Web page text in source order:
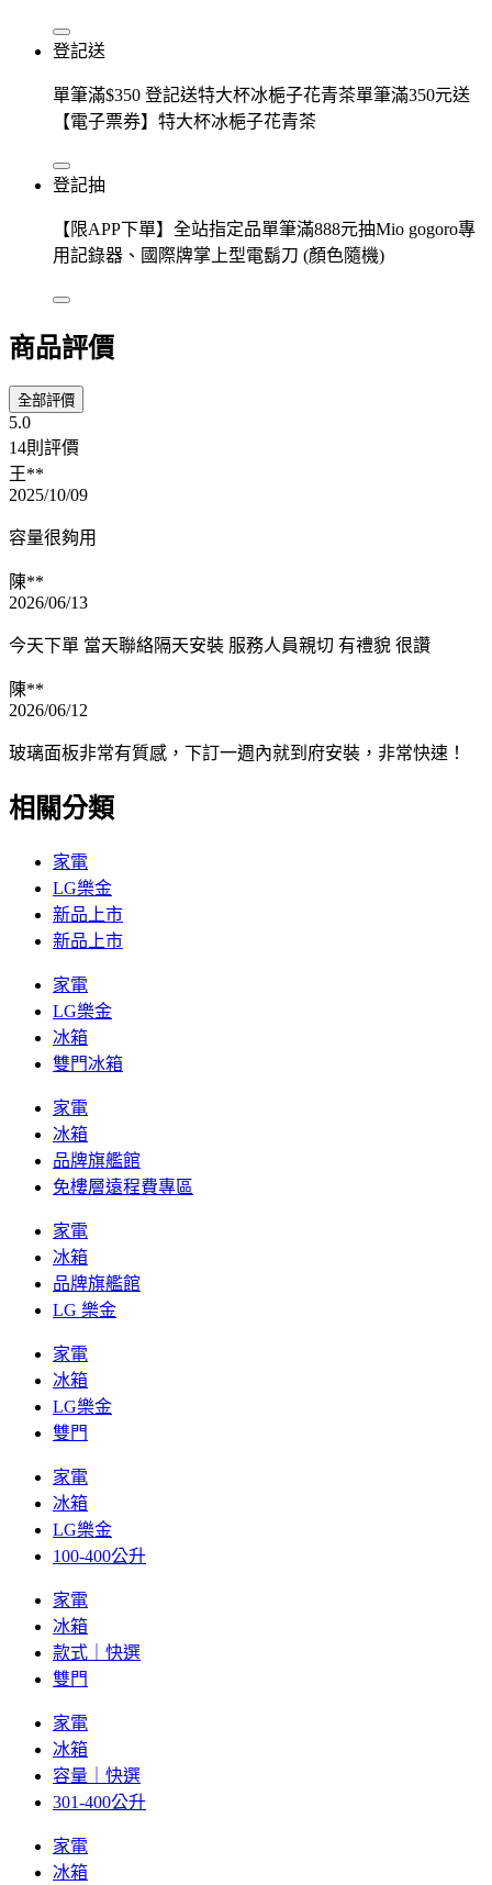
登記送
單筆滿$350 登記送特大杯冰梔子花青茶單筆滿350元送
【電子票券】特大杯冰梔子花青茶
登記抽
【限APP下單】全站指定品單筆滿888元抽Mio gogoro專
用記錄器、國際牌掌上型電鬍刀 (顏色隨機)
商品評價
全部評價
5.0
14則評價
王**
2025/10/09
容量很夠用
陳**
2026/06/13
今天下單 當天聯絡隔天安裝 服務人員親切 有禮貌 很讚
陳**
2026/06/12
玻璃面板非常有質感，下訂一週內就到府安裝，非常快速！
相關分類
家電
LG樂金
新品上市
新品上市
家電
LG樂金
冰箱
雙門冰箱
家電
冰箱
品牌旗艦館
免樓層遠程費專區
家電
冰箱
品牌旗艦館
LG 樂金
家電
冰箱
LG樂金
雙門
家電
冰箱
LG樂金
100-400公升
家電
冰箱
款式｜快選
雙門
家電
冰箱
容量｜快選
301-400公升
家電
冰箱